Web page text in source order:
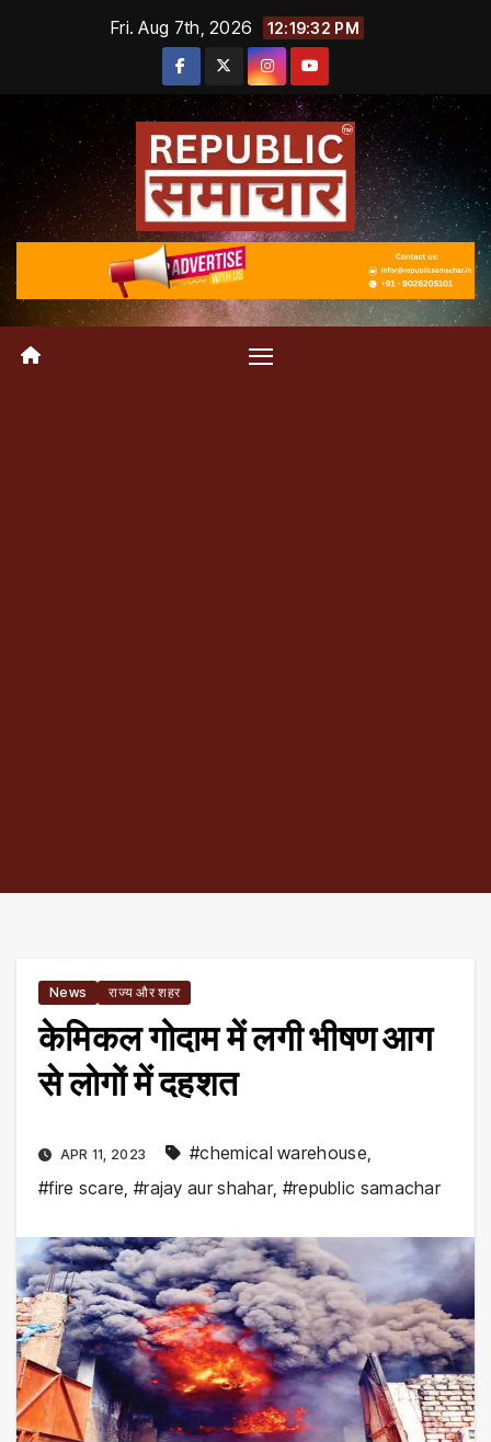
Fri. Aug 7th, 2026 12:19:33 PM
News राज्य और शहर
केमिकल गोदाम में लगी भीषण आग
से लोगों में दहशत
APR 11, 2023 #chemical warehouse,
#fire scare, #rajay aur shahar, #republic samachar